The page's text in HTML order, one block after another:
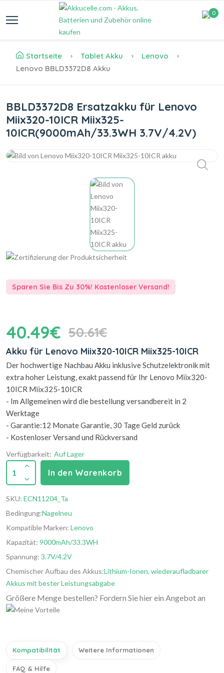
0
Startseite Tablet Akku
Lenovo
Lenovo BBLD3372D8 Akku
BBLD3372D8 Ersatzakku für Lenovo
Miix320-10ICR Miix325-
10ICR(9000mAh/33.3WH 3.7V/4.2V)
Sparen Sie Bis Zu 30%! Kostenloser Versand!
40.49€ 50.61€
Akku für Lenovo Miix320-10ICR Miix325-10ICR
Der hochwertige Nachbau Akku inklusive Schutzelektronik mit
extra hoher Leistung, exakt passend für Ihr Lenovo Miix320-
10ICR Miix325-10ICR
- Im Allgemeinen wird die bestellung versandbereit in 2
Werktage
- Garantie:12 Monate Garantie, 30 Tage Geld zurück
- Kostenloser Versand und Rückversand
Verfügbarkeit: Auf Lager
1 In den Warenkorb
SKU: ECN11204_Ta
Bedingung:Nagelneu
Kompatible Marken: Lenovo
Kapazität: 9000mAh/33.3WH
Spannung: 3.7V/4.2V
Chemischer Aufbau des Akkus:Lithium-Ionen, wiederaufladbarer
Akkus mit bester Leistungsabgabe
Größere Menge bestellen? Fordern Sie hier ein Angebot an
Kompatibilität Weitere Informationen
FAQ & Hilfe